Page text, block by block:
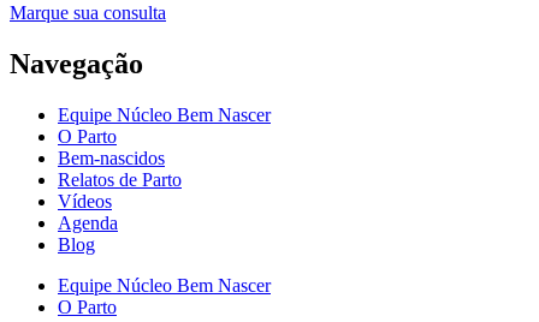
Marque sua consulta
Navegação
Equipe Núcleo Bem Nascer
O Parto
Bem-nascidos
Relatos de Parto
Vídeos
Agenda
Blog
Equipe Núcleo Bem Nascer
O Parto